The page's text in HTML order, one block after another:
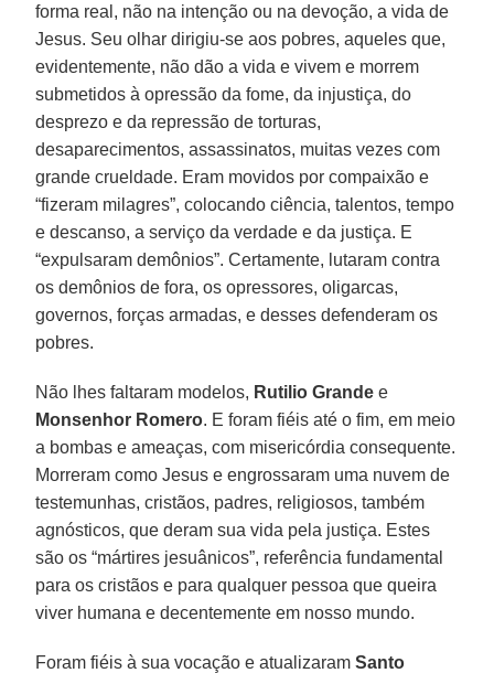
forma real, não na intenção ou na devoção, a vida de
Jesus. Seu olhar dirigiu-se aos pobres, aqueles que,
evidentemente, não dão a vida e vivem e morrem
submetidos à opressão da fome, da injustiça, do
desprezo e da repressão de torturas,
desaparecimentos, assassinatos, muitas vezes com
grande crueldade. Eram movidos por compaixão e
“fizeram milagres”, colocando ciência, talentos, tempo
e descanso, a serviço da verdade e da justiça. E
“expulsaram demônios”. Certamente, lutaram contra
os demônios de fora, os opressores, oligarcas,
governos, forças armadas, e desses defenderam os
pobres.
Não lhes faltaram modelos, Rutilio Grande e
Monsenhor Romero. E foram fiéis até o fim, em meio
a bombas e ameaças, com misericórdia consequente.
Morreram como Jesus e engrossaram uma nuvem de
testemunhas, cristãos, padres, religiosos, também
agnósticos, que deram sua vida pela justiça. Estes
são os “mártires jesuânicos”, referência fundamental
para os cristãos e para qualquer pessoa que queira
viver humana e decentemente em nosso mundo.
Foram fiéis à sua vocação e atualizaramSanto